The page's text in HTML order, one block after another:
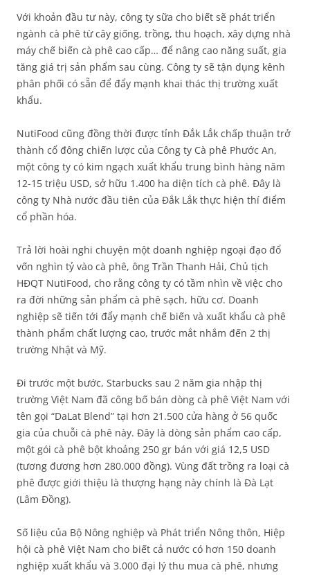
Với khoản đầu tư này, công ty sữa cho biết sẽ phát triển
ngành cà phê từ cây giống, trồng, thu hoạch, xây dựng nhà
máy chế biến cà phê cao cấp… để nâng cao năng suất, gia
tăng giá trị sản phẩm sau cùng. Công ty sẽ tận dụng kênh
phân phối có sẵn để đẩy mạnh khai thác thị trường xuất
khẩu.
NutiFood cũng đồng thời được tỉnh Đắk Lắk chấp thuận trở
thành cổ đông chiến lược của Công ty Cà phê Phước An,
một công ty có kim ngạch xuất khẩu trung bình hàng năm
12-15 triệu USD, sở hữu 1.400 ha diện tích cà phê. Đây là
công ty Nhà nước đầu tiên của Đắk Lắk thực hiện thí điểm
cổ phần hóa.
Trả lời hoài nghi chuyện một doanh nghiệp ngoại đạo đổ
vốn nghìn tỷ vào cà phê, ông Trần Thanh Hải, Chủ tịch
HĐQT NutiFood, cho rằng công ty có tầm nhìn về việc cho
ra đời những sản phẩm cà phê sạch, hữu cơ. Doanh
nghiệp sẽ tiến tới đẩy mạnh chế biến và xuất khẩu cà phê
thành phẩm chất lượng cao, trước mắt nhắm đến 2 thị
trường Nhật và Mỹ.
Đi trước một bước, Starbucks sau 2 năm gia nhập thị
trường Việt Nam đã công bố bán dòng cà phê Việt Nam với
tên gọi “DaLat Blend” tại hơn 21.500 cửa hàng ở 56 quốc
gia của chuỗi cà phê này. Đây là dòng sản phẩm cao cấp,
một gói cà phê bột khoảng 250 gr bán với giá 12,5 USD
(tương đương hơn 280.000 đồng). Vùng đất trồng ra loại cà
phê được giới thiệu là thượng hạng này chính là Đà Lạt
(Lâm Đồng).
Số liệu của Bộ Nông nghiệp và Phát triển Nông thôn, Hiệp
hội cà phê Việt Nam cho biết cả nước có hơn 150 doanh
nghiệp xuất khẩu và 3.000 đại lý thu mua cà phê, nhưng